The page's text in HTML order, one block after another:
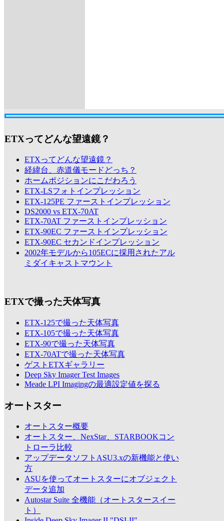
ETXってどんな望遠鏡？
ETXってどんな望遠鏡？
経緯台、赤道儀モードどっち？
ホームポジションにこだわろう
ETX-LSフォトインプレッション
ETX-125PE ファーストインプレッション
DS2000 vs ETX-70AT
ETX-70AT ファーストインプレッション
ETX-90EC ファーストインプレッション
ETX-90EC セカンドインプレッション
2002年モデルから105ECに採用されたアル
ミダイキャストマウント
ETXで撮った天体写真
ETX-125で撮った天体写真
ETX-105で撮った天体写真
ETX-90で撮った天体写真
ETX-70ATで撮った天体写真
ゲストETXギャラリー
Deep Sky Imager Test Images
Meade LPI Imagingの最適設定値を探る
オートスター
オートスター概要
オートスター、NexStar、STARBOOKコン
トローラ比較
アップデータソフトASU3.xの新機能と使い
方
ASUを使ってオートスターにオブジェクト
データ追加
Autostar Suite 全機能（オートスタースイー
ト）